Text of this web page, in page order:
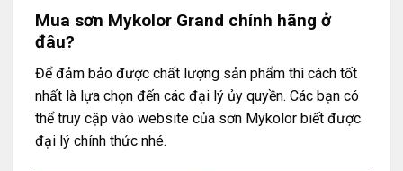
Mua sơn Mykolor Grand chính hãng ở
đâu?
Để đảm bảo được chất lượng sản phẩm thì cách tốt
nhất là lựa chọn đến các đại lý ủy quyền. Các bạn có
thể truy cập vào website của sơn Mykolor biết được
đại lý chính thức nhé.